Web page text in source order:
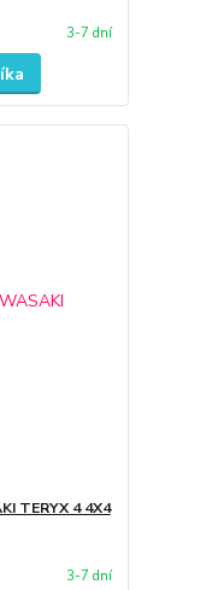
3-7 dní
TERYX 4 4X4
3-7 dní